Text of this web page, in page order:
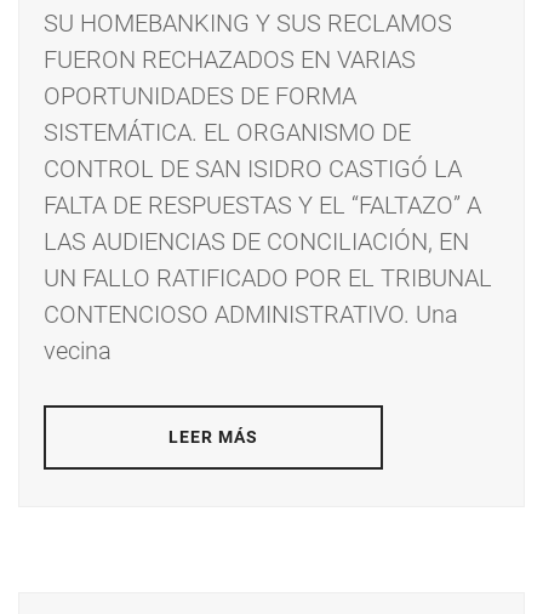
SU HOMEBANKING Y SUS RECLAMOS
FUERON RECHAZADOS EN VARIAS
OPORTUNIDADES DE FORMA
SISTEMÁTICA. EL ORGANISMO DE
CONTROL DE SAN ISIDRO CASTIGÓ LA
FALTA DE RESPUESTAS Y EL “FALTAZO” A
LAS AUDIENCIAS DE CONCILIACIÓN, EN
UN FALLO RATIFICADO POR EL TRIBUNAL
CONTENCIOSO ADMINISTRATIVO. Una
vecina
LEER MÁS